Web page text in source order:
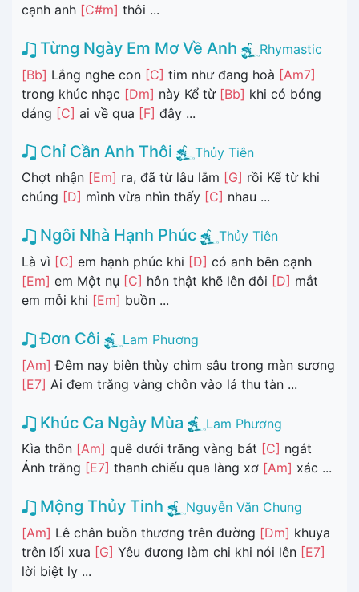
cạnh anh [C#m] thôi ...
Từng Ngày Em Mơ Về Anh
Rhymastic
[Bb] Lắng nghe con [C] tim như đang hoà [Am7]
trong khúc nhạc [Dm] này Kể từ [Bb] khi có bóng
dáng [C] ai về qua [F] đây ...
Chỉ Cần Anh Thôi
Thủy Tiên
Chợt nhận [Em] ra, đã từ lâu lắm [G] rồi Kể từ khi
chúng [D] mình vừa nhìn thấy [C] nhau ...
Ngôi Nhà Hạnh Phúc
Thủy Tiên
Là vì [C] em hạnh phúc khi [D] có anh bên cạnh
[Em] em Một nụ [C] hôn thật khẽ lên đôi [D] mắt
em mỗi khi [Em] buồn ...
Đơn Côi
Lam Phương
[Am] Đêm nay biên thùy chìm sâu trong màn sương
[E7] Ai đem trăng vàng chôn vào lá thu tàn ...
Khúc Ca Ngày Mùa
Lam Phương
Kìa thôn [Am] quê dưới trăng vàng bát [C] ngát
Ánh trăng [E7] thanh chiếu qua làng xơ [Am] xác ...
Mộng Thủy Tinh
Nguyễn Văn Chung
[Am] Lê chân buồn thương trên đường [Dm] khuya
trên lối xưa [G] Yêu đương làm chi khi nói lên [E7]
lời biệt ly ...